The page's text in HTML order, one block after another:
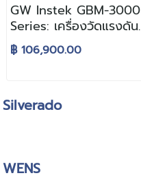
GW Instek GBM-3000
Series: เครื่องวัดแรงดัน
และความต้านทานภายใน
แบตเตอรี่ ความละเอียดสูง
Battery Pack
฿ 106,900.00
Silverado
WENS